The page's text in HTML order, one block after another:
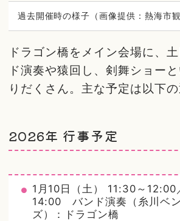
過去開催時の様子（画像提供：熱海市観
ドラゴン橋をメイン会場に、
ド演奏や猿回し、剣舞ショー
りだくさん。主な予定は以下の
2026年 行事予定
1月10日（土） 11:30～12:00
14:00 バンド演奏（糸川ベ
ズ）：ドラゴン橋